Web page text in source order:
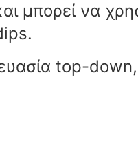
μπορεί να
top-